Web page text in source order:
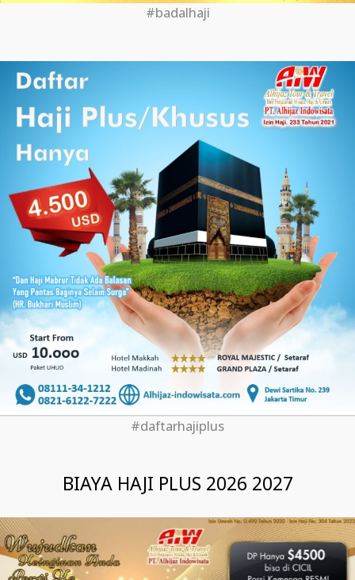
#badalhaji
#daftarhajiplus
BIAYA HAJI PLUS 2026 2027